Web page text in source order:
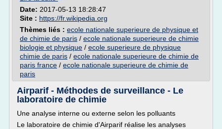
Date: 2017-05-13 18:28:47
Site : https://fr.wikipedia.org
Thèmes liés : ecole nationale superieure de physique et
de chimie de paris / ecole nationale superieure de chimie
biologie et physique / ecole superieure de physique
chimie de paris / ecole nationale superieure de chimie de
paris france / ecole nationale superieure de chimie de
paris
Airparif - Méthodes de surveillance - Le
laboratoire de chimie
Une analyse interne ou externe selon les polluants
Le laboratoire de chimie d'Airparif réalise les analyses